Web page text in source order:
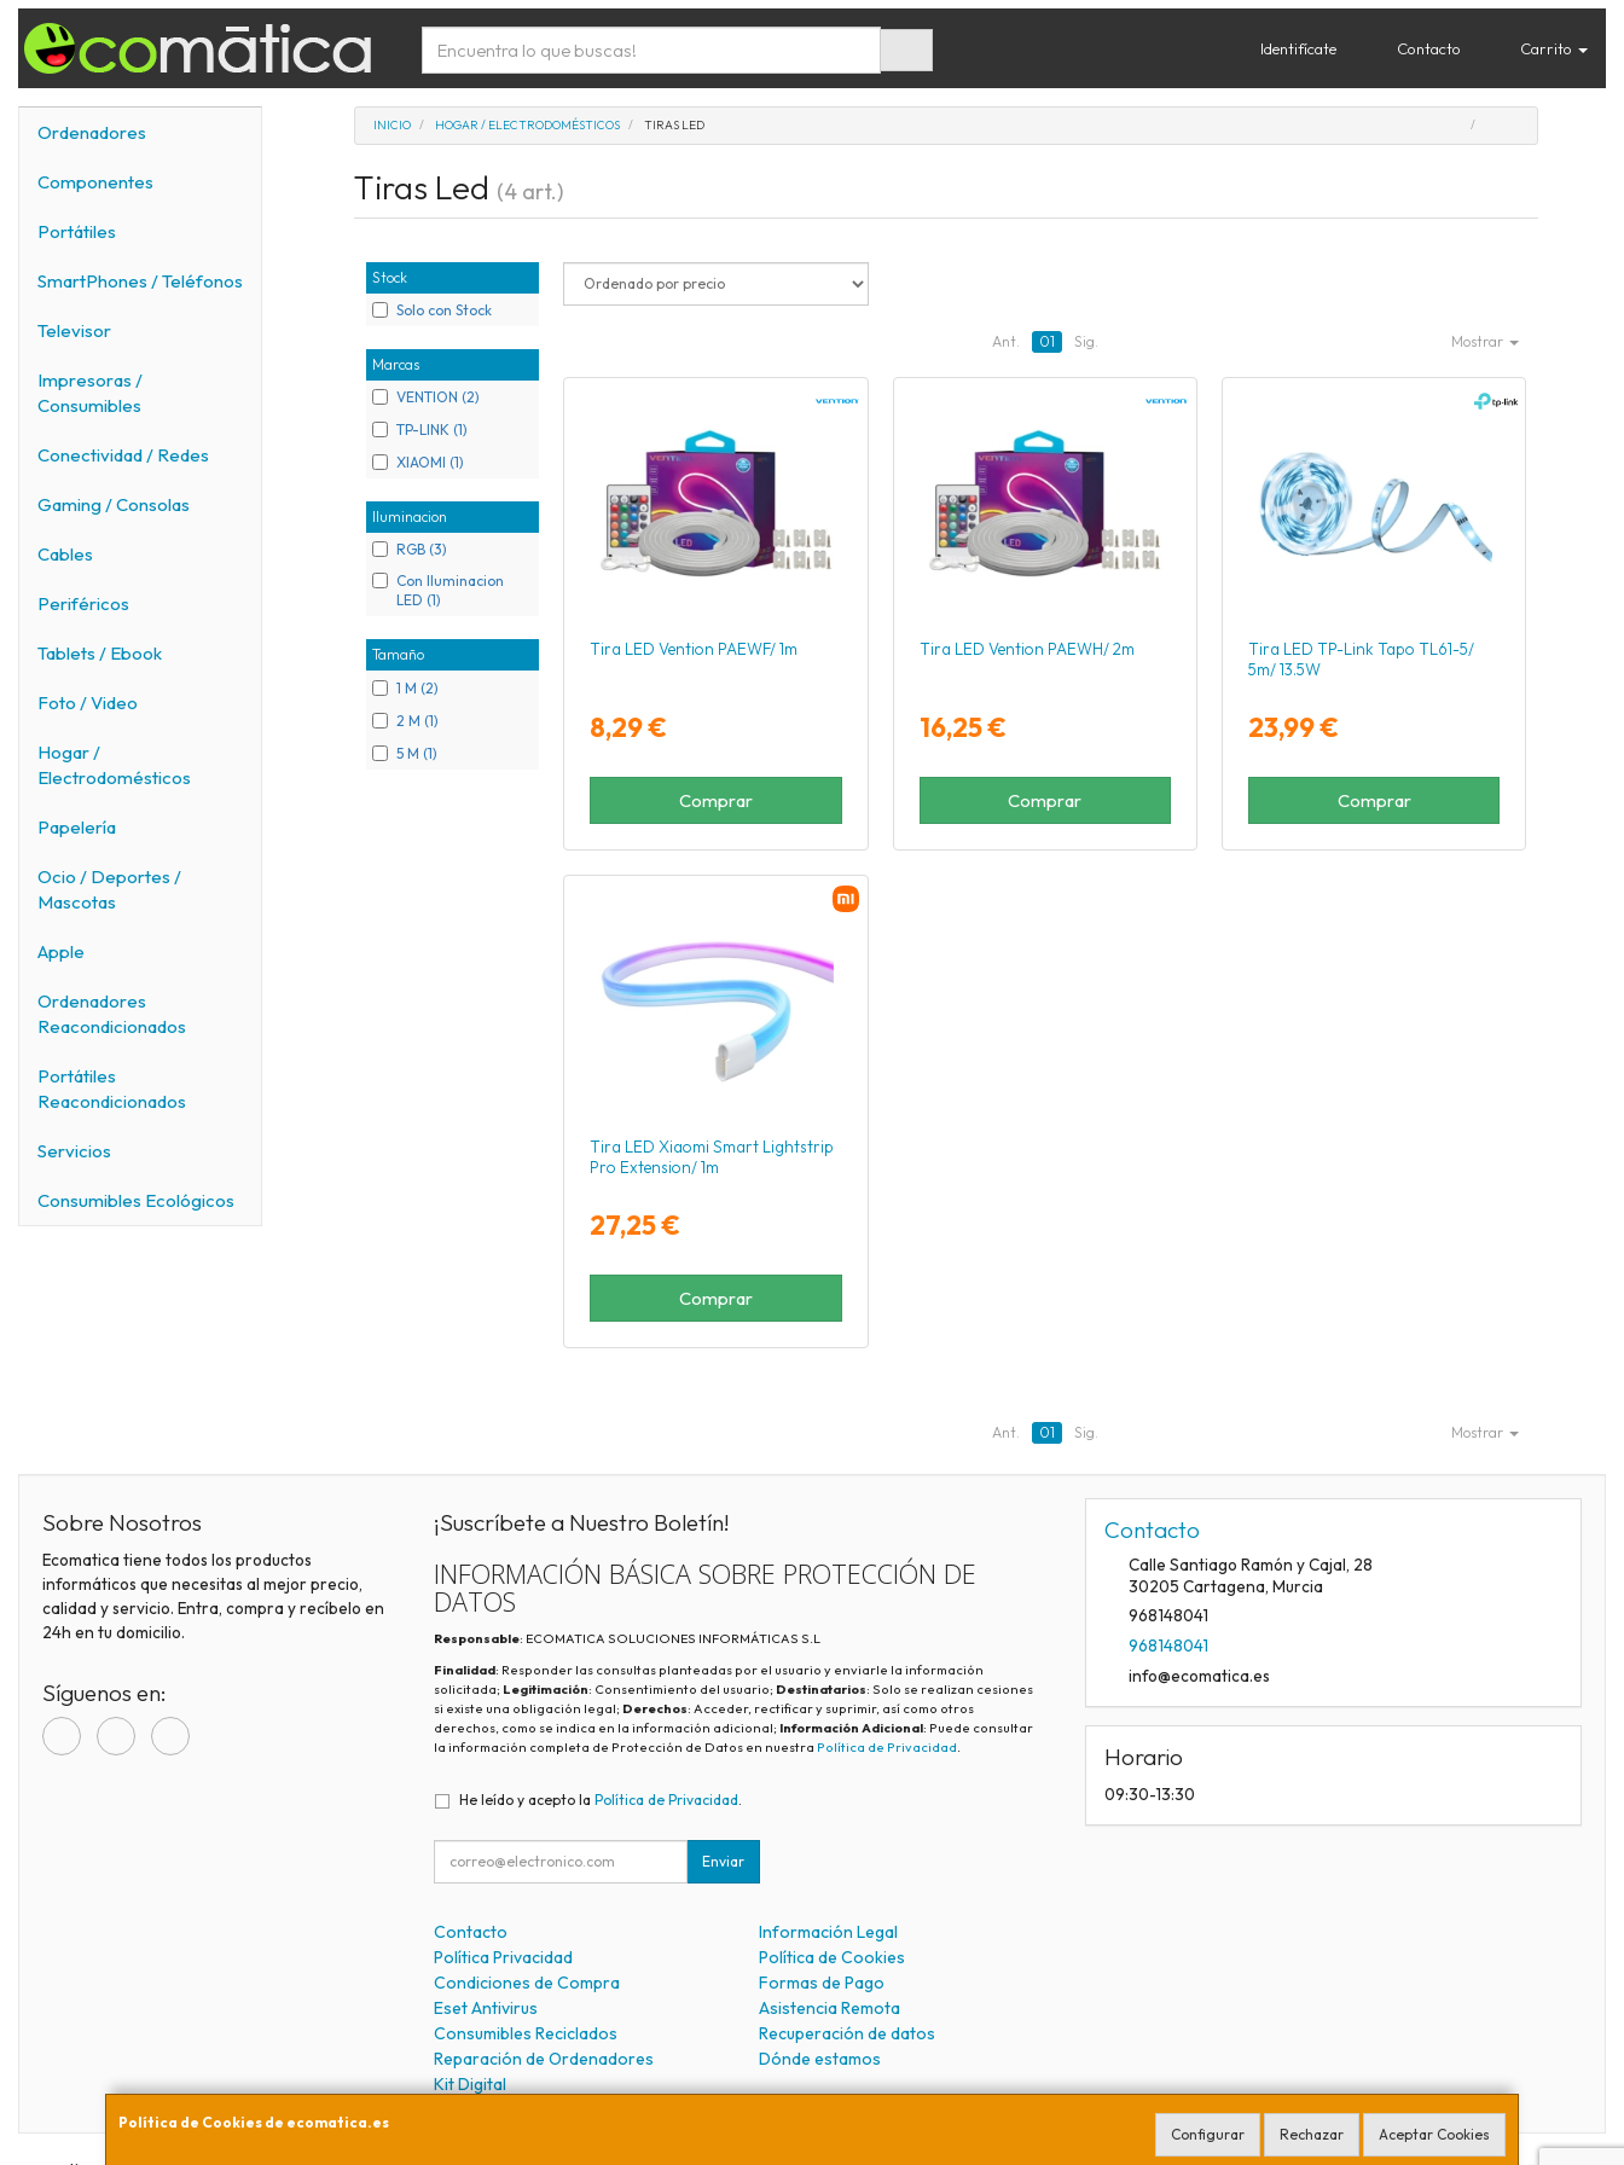
Identifícate Contacto Carrito
Ordenadores
Componentes
Portátiles
SmartPhones / Teléfonos
Televisor
Impresoras /
Consumibles
Conectividad / Redes
Gaming / Consolas
Cables
Periféricos
Tablets / Ebook
Foto / Video
Hogar /
Electrodomésticos
Papelería
Ocio / Deportes /
Mascotas
Apple
Ordenadores
Reacondicionados
Portátiles
Reacondicionados
Servicios
Consumibles Ecológicos
INICIO HOGAR / ELECTRODOMÉSTICOS TIRAS LED
Tiras Led (4 art.)
Stock
Solo con Stock
Marcas
VENTION (2)
TP-LINK (1)
XIAOMI (1)
Iluminacion
RGB (3)
Con Iluminacion
LED (1)
Tamaño
1 M (2)
2 M (1)
5 M (1)
Ant. 01 Sig. Mostrar
Tira LED Vention PAEWF/ 1m
8,29 €
Comprar
Tira LED Vention PAEWH/ 2m
16,25 €
Comprar
Tira LED TP-Link Tapo TL61-5/
5m/ 13.5W
23,99 €
Comprar
Tira LED Xiaomi Smart Lightstrip
Pro Extension/ 1m
27,25 €
Comprar
Ant. 01 Sig. Mostrar
Política de Cookies de ecomatica.es
Configurar Rechazar Aceptar Cookies
Sobre Nosotros
Ecomatica tiene todos los productos
informáticos que necesitas al mejor precio,
calidad y servicio. Entra, compra y recíbelo en
24h en tu domicilio.
Síguenos en:
¡Suscríbete a Nuestro Boletín!
INFORMACIÓN BÁSICA SOBRE PROTECCIÓN DE
DATOS
Responsable: ECOMATICA SOLUCIONES INFORMÁTICAS S.L
Finalidad: Responder las consultas planteadas por el usuario y enviarle la información
solicitada; Legitimación: Consentimiento del usuario; Destinatarios: Solo se realizan cesiones
si existe una obligación legal; Derechos: Acceder, rectificar y suprimir, así como otros
derechos, como se indica en la información adicional; Información Adicional: Puede consultar
la información completa de Protección de Datos en nuestra Política de Privacidad.
He leído y acepto la Política de Privacidad
Enviar
Contacto
Información Legal
Política Privacidad
Política de Cookies
Condiciones de Compra
Formas de Pago
Eset Antivirus
Asistencia Remota
Consumibles Reciclados
Recuperación de datos
Reparación de Ordenadores
Dónde estamos
Kit Digital
Contacto
Calle Santiago Ramón y Cajal, 28
30205 Cartagena, Murcia
968148041
968148041
info@ecomatica.es
Horario
09:30-13:30